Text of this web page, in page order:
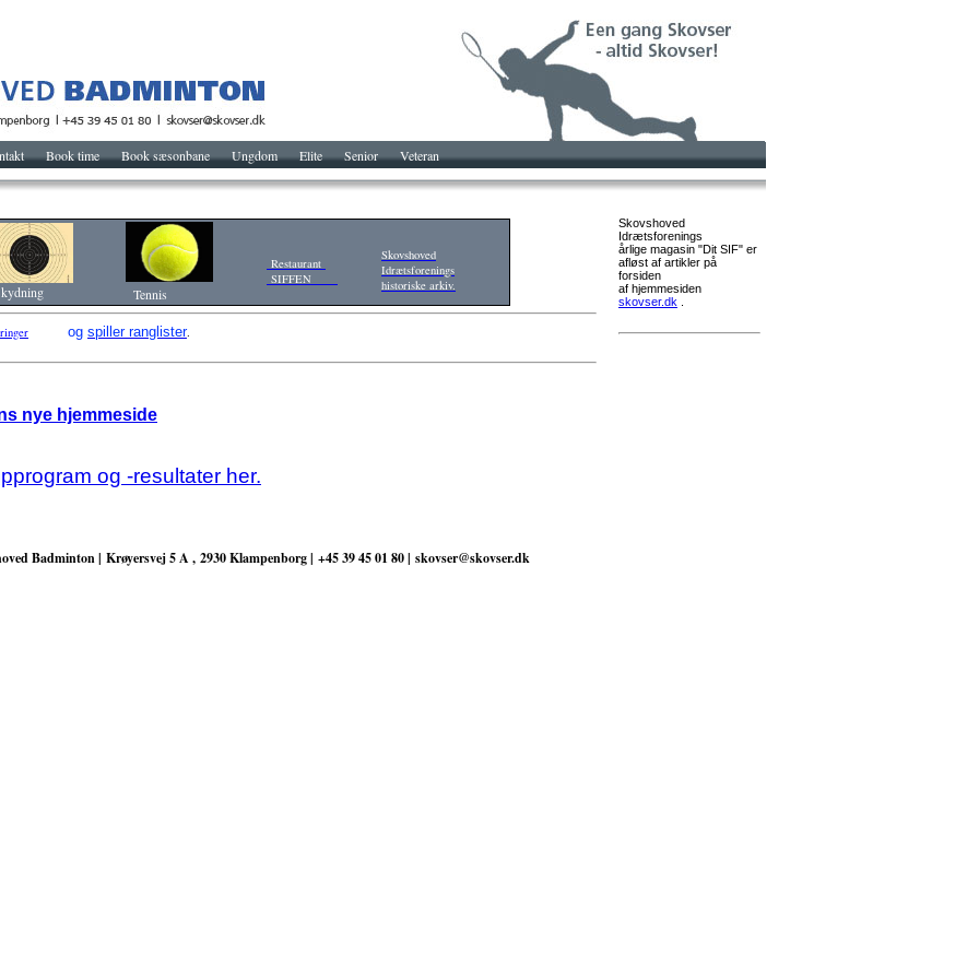
Book time Book sæsonbane Ungdom Elite Senior Veteran
Tennis
Restaurant
SIFFEN
Skovshoved
Idrætsforenings
historiske arkiv.
og spiller ranglister.
nye hjemmeside
og -resultater her.
Skovshoved
Idrætsforenings
årlige magasin "Dit SIF" er
afløst af artikler på
forsiden
af hjemmesiden
skovser.dk
Badminton | Krøyersvej 5 A , 2930 Klampenborg | +45 39 45 01 80 | skovser@skovser.dk